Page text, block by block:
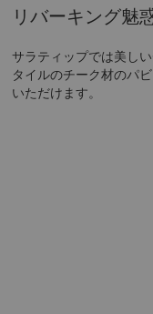
リバーキング魅
サラティップでは美し
タイルのチーク材のパ
いただけます。